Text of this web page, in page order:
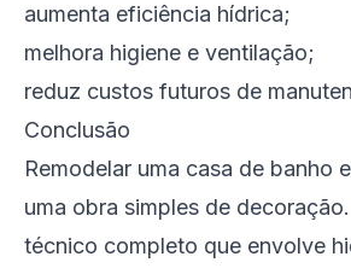
aumenta eficiência hídrica;
melhora higiene e ventilação;
reduz custos futuros de
Conclusão
Remodelar uma casa de banho
uma obra simples de
técnico completo que envolve